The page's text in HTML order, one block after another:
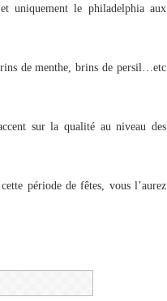
uniquement le philadelphia aux
de menthe, brins de persil…etc
sur la qualité au niveau des
période de fêtes, vous l’aurez